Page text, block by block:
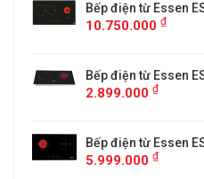
Bếp điện từ Essen
10.750.000 ₫
Bếp điện từ Essen
2.899.000 ₫
Bếp điện từ Essen
5.999.000 ₫